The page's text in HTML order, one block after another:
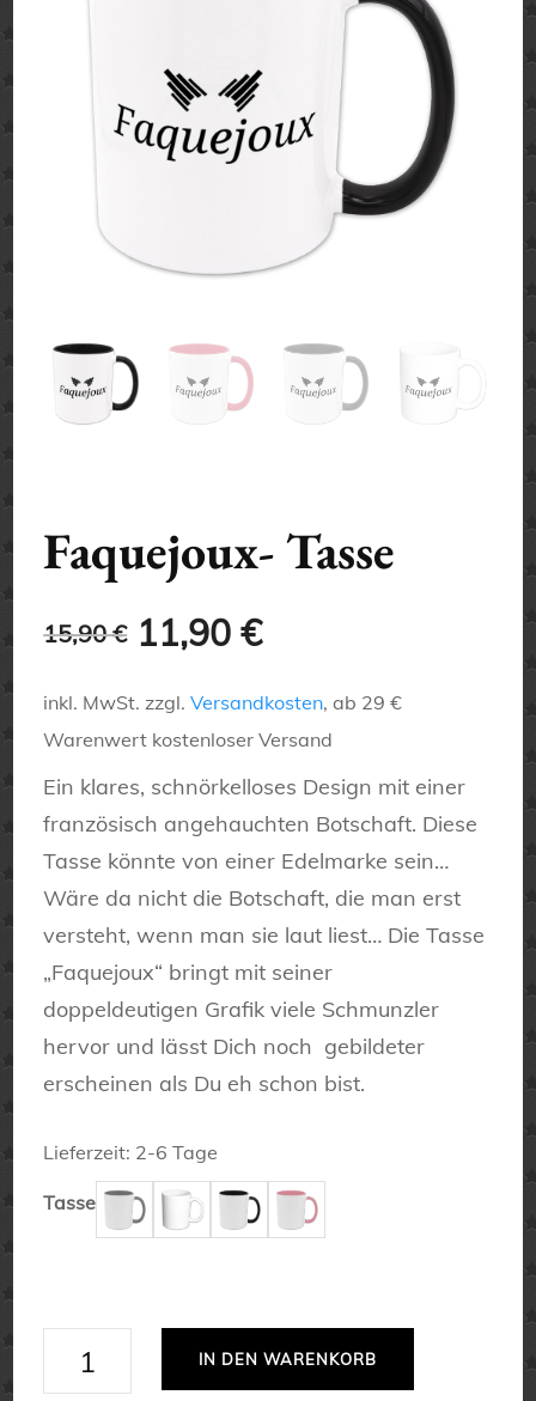
Faquejoux- Tasse
15,90€ Ursprünglicher
Preis
war:
15,90 €
11,90€Aktueller
Preis
ist:
11,90 €.
inkl. MwSt. zzgl.Versandkosten, ab 29 €
Warenwert kostenloser Versand
Ein klares, schnörkelloses Design mit einer
französisch angehauchten Botschaft. Diese
Tasse könnte von einer Edelmarke sein…
Wäre da nicht die Botschaft, die man erst
versteht, wenn man sie laut liest… Die Tasse
„Faquejoux“ bringt mit seiner
doppeldeutigen Grafik viele Schmunzler
hervor und lässt Dich noch gebildeter
erscheinen als Du eh schon bist.
Lieferzeit: 2-6 Tage
Tasse
Faquejoux-
IN DEN WARENKORB